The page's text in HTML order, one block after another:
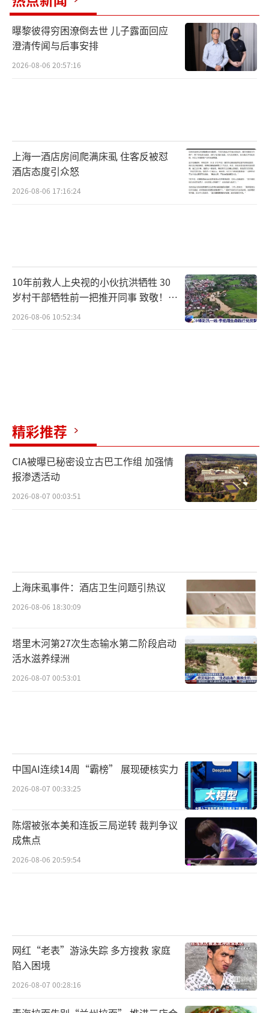
曝黎彼得穷困潦倒去世 儿子露面回应
澄清传闻与后事安排
2026-08-06 20:57:16
上海一酒店房间爬满床虱 住客反被怼
酒店态度引众怒
2026-08-06 17:16:24
10年前救人上央视的小伙抗洪牺牲 30
岁村干部牺牲前一把推开同事 致敬！送
别！
2026-08-06 10:52:34
精彩推荐
CIA被曝已秘密设立古巴工作组 加强情
报渗透活动
2026-08-07 00:03:51
上海床虱事件：酒店卫生问题引热议
2026-08-06 18:30:09
塔里木河第27次生态输水第二阶段启动
活水滋养绿洲
2026-08-07 00:53:01
中国AI连续14周“霸榜” 展现硬核实力
2026-08-07 00:33:25
陈熠被张本美和连扳三局逆转 裁判争议
成焦点
2026-08-06 20:59:54
网红“老表”游泳失踪 多方搜救 家庭
陷入困境
2026-08-07 00:28:16